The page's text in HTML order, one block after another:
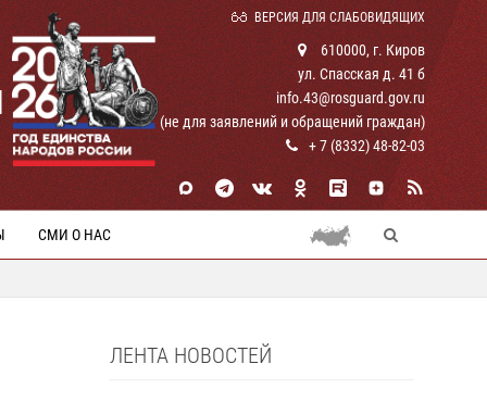
ВЕРСИЯ ДЛЯ СЛАБОВИДЯЩИХ
610000, г. Киров
ул. Спасская д. 41 б
info.43@rosguard.gov.ru
(не для заявлений и обращений граждан)
+ 7 (8332) 48-82-03
СМИ О НАС
ЛЕНТА НОВОСТЕЙ